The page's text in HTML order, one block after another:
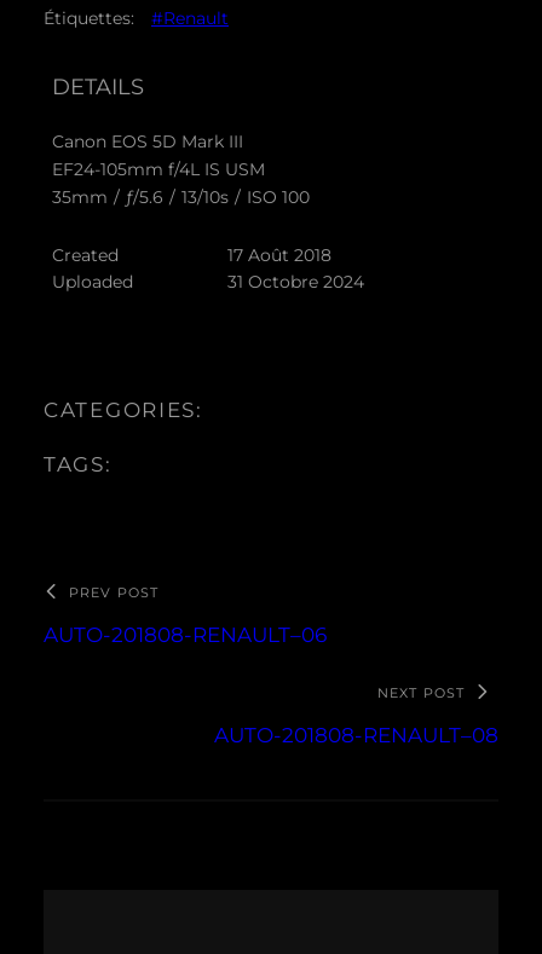
Étiquettes:
#Renault
DETAILS
Canon EOS 5D Mark III
EF24-105mm f/4L IS USM
35mm / ƒ/5.6 / 13/10s / ISO 100
Created
17 Août 2018
Uploaded
31 Octobre 2024
CATEGORIES:
TAGS:
PREV POST
AUTO-201808-RENAULT–06
NEXT POST
AUTO-201808-RENAULT–08